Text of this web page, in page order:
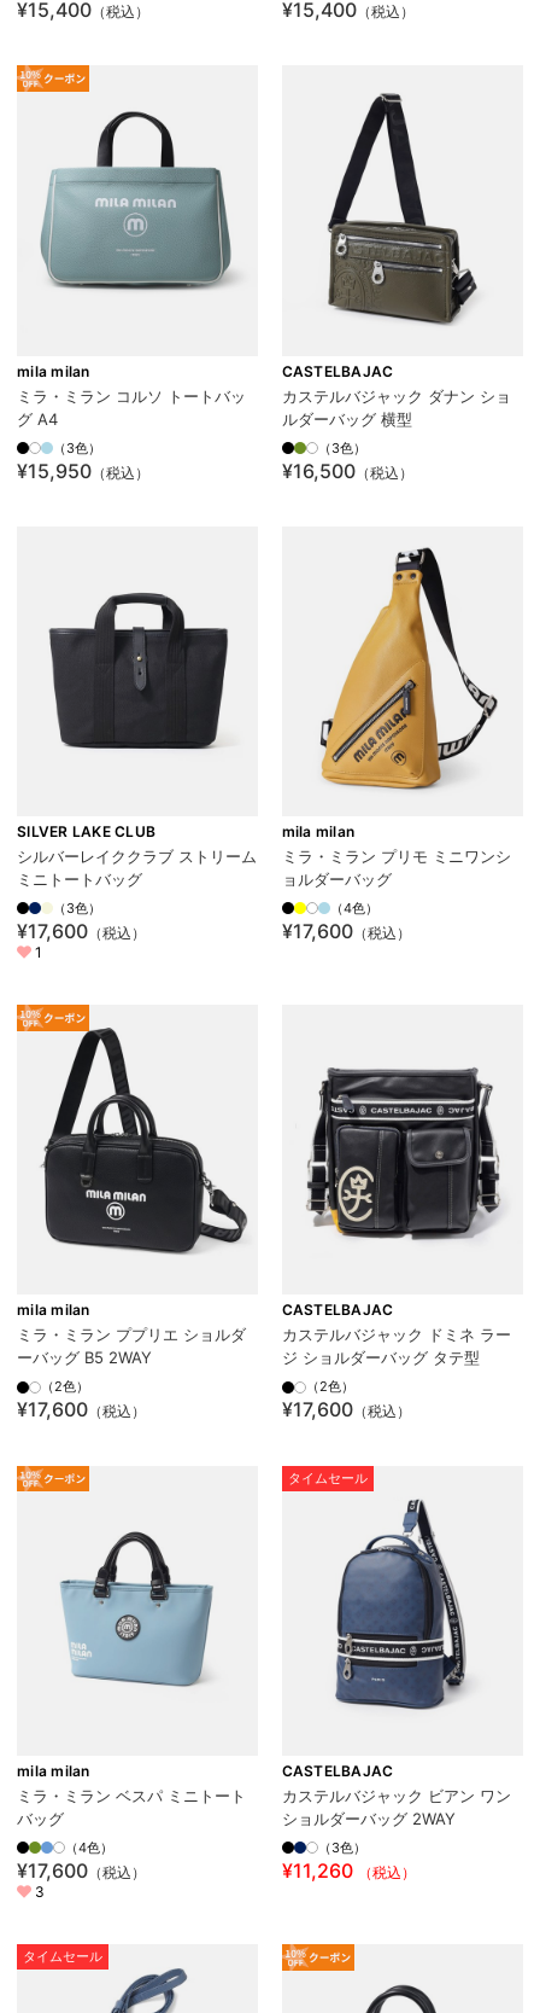
¥15,400 （税込） ¥15,400（税込）
mila milan
ミラ・ミラン コルソ トートバッ
グ A4
（3色）
¥15,950 （税込）
CASTELBAJAC
カステルバジャック ダナン ショ
ルダーバッグ 横型
（3色）
¥16,500（税込）
SILVER LAKE CLUB
シルバーレイククラブ ストリーム
ミニトートバッグ
（3色）
¥17,600 （税込）
1
mila milan
ミラ・ミラン プリモ ミニワンシ
ョルダーバッグ
（4色）
¥17,600（税込）
mila milan
ミラ・ミラン ププリエ ショルダ
ーバッグ B5 2WAY
（2色）
¥17,600 （税込）
CASTELBAJAC
カステルバジャック ドミネ ラー
ジ ショルダーバッグ タテ型
（2色）
¥17,600（税込）
mila milan
ミラ・ミラン ベスパ ミニトート
バッグ
（4色）
¥17,600 （税込）
3
タイムセール
CASTELBAJAC
カステルバジャック ビアン ワン
ショルダーバッグ 2WAY
（3色）
¥11,260 （税込）
タイムセール